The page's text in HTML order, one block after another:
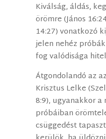
Kiválság, áldás,
örömre (János
14:27) vonatkozó
jelen nehéz
fog valódisága
Átgondolandó az
Krisztus Lelke
8:9), ugyanakkor a
próbáiban
csüggedést